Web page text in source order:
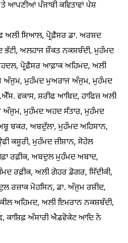
ਆਪਣੀਆਂ ਪੰਜਾਬੀ ਕਵਿਤਾਵਾਂ ਪੇਸ਼
ਸਿਆਲ, ਪ੍ਰੋਫ਼ੈਸਰ ਡਾ. ਅਰਸ਼ਦ
ਅਲਹਾਜ ਸ਼ੌਕਤ ਨਕਸ਼ਬੰਦੀ, ਮੁਹੰਮਦ
ਪ੍ਰੋਫ਼ੈਸਰ ਆਫ਼ਾਕ ਅਹਿਮਦ, ਅਲੀ
ਮੁਹੰਮਦ ਮੁਅਰਾਜ ਅੰਜੁਮ, ਮੁਹੰਮਦ
ਵਕਾਸ, ਸ਼ਰੀਫ ਆਬਿਦ, ਹਾਫਿਜ਼ ਅਲੀ
ਅੰਜੁਮ, ਮੁਹੰਮਦ ਅਹਦ ਸੱਤਾਰ, ਮੁਹੰਮਦ
ਬਕਰ, ਅਬਦੁੱਲਾ, ਮੁਹੰਮਦ ਅਹਿਸਾਨ,
ਕਸੂਰੀ, ਮੁਹੰਮਦ ਜ਼ੀਸ਼ਾਨ, ਸੋਹੇਲ
ਰਫ਼ੀਕ, ਅਬਦੁਲ ਮੁਹੰਮਦ ਅਬਾਦ,
ਰਫ਼ੀਕ, ਅਲੀ ਗੋਹਰ ਡੋਗਰ, ਸਿੱਦੀਕੀ,
ਰਜ਼ਾਕ ਮੋਹਸਿਨ, ਡਾ. ਅੰਜੁਮ ਰਸ਼ੀਦ,
ਅਹਿਮਦ, ਅਲੀ ਇਮਰਾਨ ਨਕਸ਼ਬੰਦੀ,
ਅੰਸਾਰੀ ਐਡਵੋਕੇਟ ਆਦਿ ਨੇ